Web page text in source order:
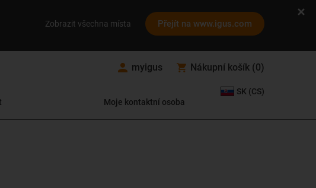
Zobrazit všechna místa Přejít na www.igus.com
myigus Nákupní košík (0)
Moje kontaktní osoba
SK (CS)